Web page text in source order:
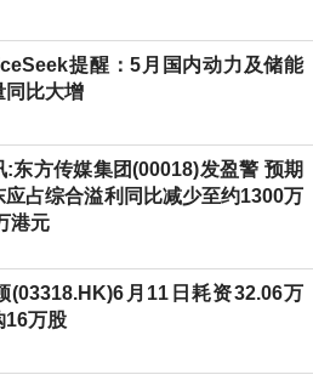
提醒：5月国内动力及储能
同比大增
:东方传媒集团(00018)发盈警 预期
应占综合溢利同比减少至约1300万
港元
(03318.HK)6月11日耗资32.06万
16万股